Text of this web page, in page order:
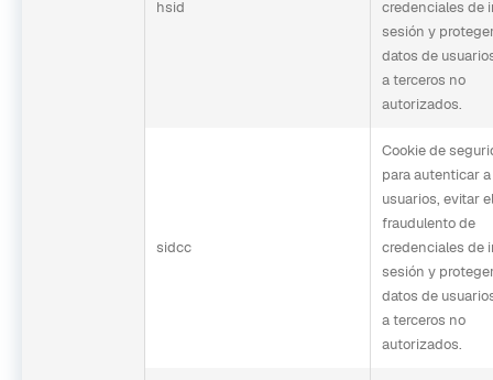
hsid
credenciales de
sesión y
datos de
a terceros no
autorizados.
sidcc
Cookie de
para autenticar a
usuarios, evitar
fraudulento de
credenciales de
sesión y
datos de
a terceros no
autorizados.